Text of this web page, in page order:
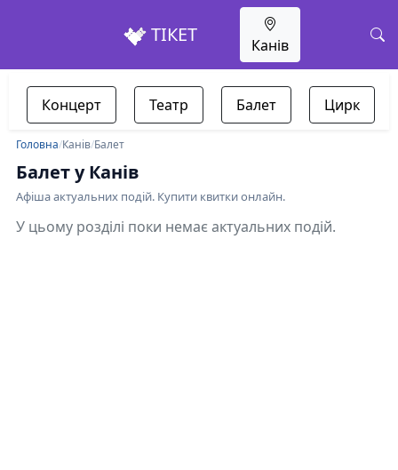
ТІКЕТ Канів
Концерт Театр Балет Цирк
Головна/Канів/Балет
Балет у Канів
Афіша актуальних подій. Купити квитки онлайн.
У цьому розділі поки немає актуальних подій.